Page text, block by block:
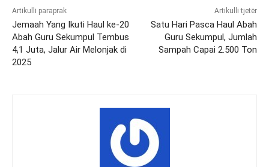
Artikulli paraprak
Jemaah Yang Ikuti Haul ke-20
Abah Guru Sekumpul Tembus
4,1 Juta, Jalur Air Melonjak di
2025
Artikulli tjetër
Satu Hari Pasca Haul Abah
Guru Sekumpul, Jumlah
Sampah Capai 2.500 Ton